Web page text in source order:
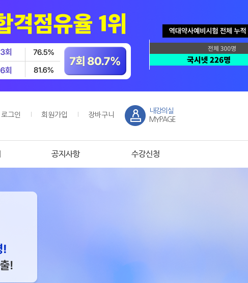
로그인 회원가입 장바구니
내강의실
MYPAGE
공지사항 수강신청